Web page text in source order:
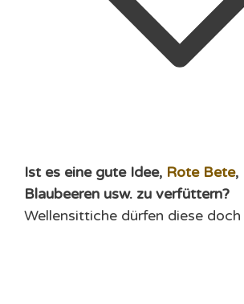
Ist es eine gute Idee, Rote Bete,
Blaubeeren usw. zu verfüttern?
Wellensittiche dürfen diese doch